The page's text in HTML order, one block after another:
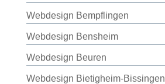
Webdesign Bempflingen
Webdesign Bensheim
Webdesign Beuren
Webdesign Bietigheim-Bissingen